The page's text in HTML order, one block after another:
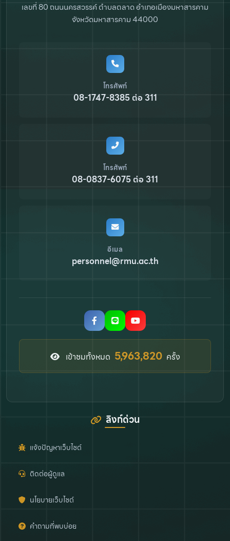
เลขที่ 80 ถนนนครสวรรค์ ตำบลตลาดอำเภอเมืองมหาสารคาม
จังหวัดมหาสารคาม 44000
โทรศัพท์
08-1747-8385 ต่อ 311
โทรศัพท์
08-0837-6075 ต่อ 311
อีเมล
personnel@rmu.ac.th
เข้าชมทั้งหมด 6,815,795 ครั้ง
ลิงก์ด่วน
แจ้งปัญหาเว็บไซต์
ติดต่อผู้ดูแล
นโยบายเว็บไซต์
คำถามที่พบบ่อย